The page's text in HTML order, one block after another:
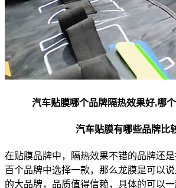
汽车贴膜哪个品牌隔热效果好,哪
汽车贴膜有哪些品牌比
在贴膜品牌中，隔热效果不错的品牌还
百个品牌中选择一款，那么龙膜是可以
的大品牌，品质值得信赖，具体的可以一